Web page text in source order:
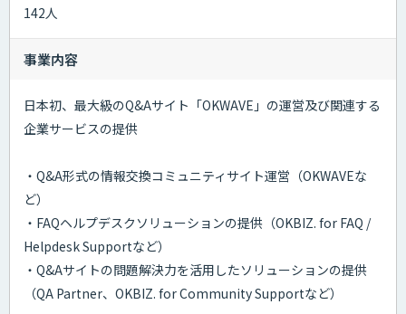
142人
事業内容
日本初、最大級のQ&Aサイト「OKWAVE」の運営及び関連する
企業サービスの提供
・Q&A形式の情報交換コミュニティサイト運営（OKWAVEな
ど）
・FAQヘルプデスクソリューションの提供（OKBIZ. for FAQ /
Helpdesk Supportなど）
・Q&Aサイトの問題解決力を活用したソリューションの提供
（QA Partner、OKBIZ. for Community Supportなど）